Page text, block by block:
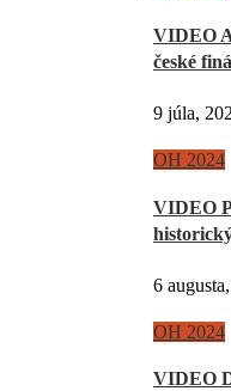
VIDEO
české
9 júla,
OH 2024
VIDEO
6
OH 2024
VIDEO